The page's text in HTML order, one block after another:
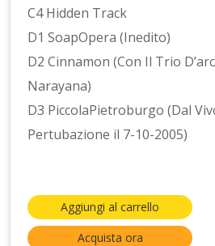
C4 Hidden Track
D1 SoapOpera (Inedito)
D2 Cinnamon (Con Il Trio
Narayana)
D3 PiccolaPietroburgo (Dal
Pertubazione il 7-10-2005)
Aggiungi al carrello
Acquista ora